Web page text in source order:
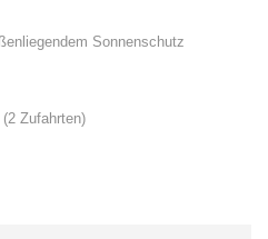
Sonnenschutz
Zufahrten)